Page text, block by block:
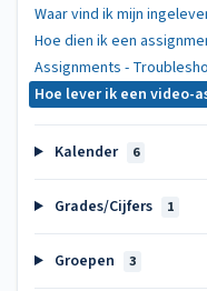
Waar vind ik mijn
Hoe dien ik een
Assignments -
Hoe lever ik een video-
Kalender 6
Grades/Cijfers 1
Groepen 3